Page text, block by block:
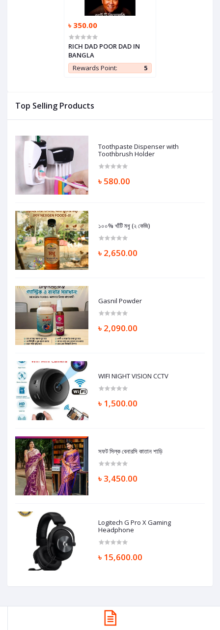
Top Selling Products
Toothpaste Dispenser with
Toothbrush Holder
৳ 580.00
১০০% খাঁটি মধু (২ কেজি)
৳ 2,650.00
Gasnil Powder
৳ 2,090.00
WIFI NIGHT VISION CCTV
৳ 1,500.00
সফট সিল্ক বেনারসি কাতান শাড়ি
৳ 3,450.00
Logitech G Pro X Gaming
Headphone
৳ 15,600.00
৳ 350.00
RICH DAD POOR DAD IN
BANGLA
Rewards Point:
5